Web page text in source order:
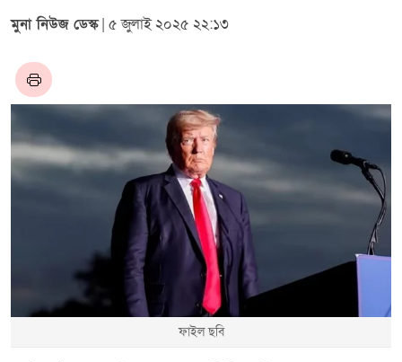
মুনা নিউজ ডেস্ক| ৫ জুলাই ২০২৫ ২২:১৩
ফাইল ছবি